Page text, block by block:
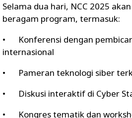
Selama dua hari, NCC 2025
beragam program, termasuk:
•
Konferensi dengan
internasional
•
Pameran teknologi siber
•
Diskusi interaktif di Cyber
•
Kongres tematik dan